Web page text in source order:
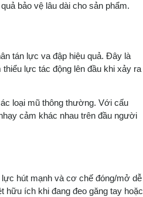
bảo vệ lâu dài cho sản phẩm.
tán lực va đập hiệu quả. Đây là
lực tác động lên đầu khi xảy ra
loại mũ thông thường. Với cấu
cảm khác nhau trên đầu người
hút mạnh và cơ chế đóng/mở dễ
hữu ích khi đang đeo găng tay hoặc